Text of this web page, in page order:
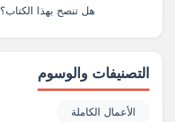
هل تنصح بهذا الكتاب؟
التصنيفات والوسوم
الأعمال الكاملة